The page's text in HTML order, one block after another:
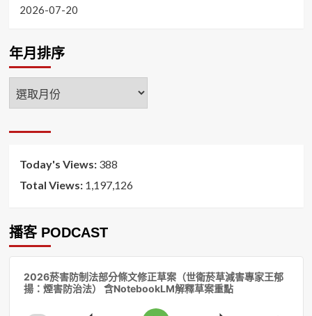
2026-07-20
年月排序
年
月
序
Today's Views: 388
Total Views: 1,197,126
播客 PODCAST
2026菸害防制法部分條文修正草案（世衛菸草減害專家王郁
揚：煙害防治法） 含NotebookLM解釋草案重點